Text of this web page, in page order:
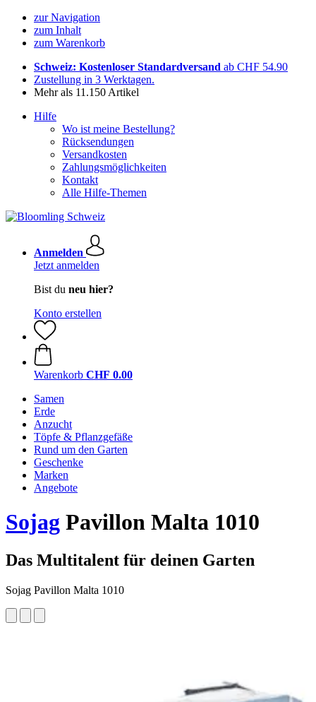
zur Navigation
zum Inhalt
zum Warenkorb
Schweiz: Kostenloser Standardversand ab CHF 54.90
Zustellung in 3 Werktagen.
Mehr als 11.150 Artikel
Hilfe
Wo ist meine Bestellung?
Rücksendungen
Versandkosten
Zahlungsmöglichkeiten
Kontakt
Alle Hilfe-Themen
Anmelden
Jetzt anmelden
Bist du neu hier?
Konto erstellen
Warenkorb CHF 0.00
Samen
Erde
Anzucht
Töpfe & Pflanzgefäße
Rund um den Garten
Geschenke
Marken
Angebote
Sojag Pavillon Malta 1010
Das Multitalent für deinen Garten
Sojag Pavillon Malta 1010